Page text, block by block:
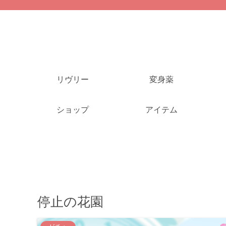
リヴリー 変身薬
ショップ アイテム
停止の花園